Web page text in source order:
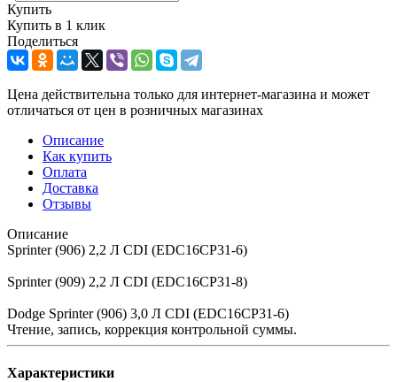
Купить
Купить в 1 клик
Поделиться
Цена действительна только для интернет-магазина и может
отличаться от цен в розничных магазинах
Описание
Как купить
Оплата
Доставка
Отзывы
Описание
Sprinter (906) 2,2 Л CDI (EDC16CP31-6)
Sprinter (909) 2,2 Л CDI (EDC16CP31-8)
Dodge Sprinter (906) 3,0 Л CDI (EDC16CP31-6)
Чтение, запись, коррекция контрольной суммы.
Характеристики